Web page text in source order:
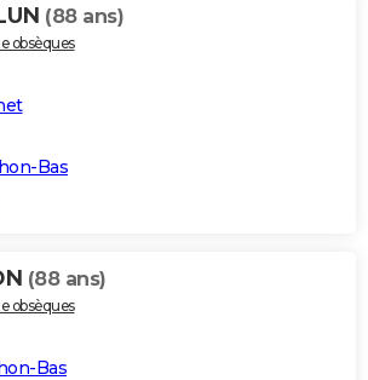
(88 ans)
obsèques
Bas
(88 ans)
obsèques
Bas